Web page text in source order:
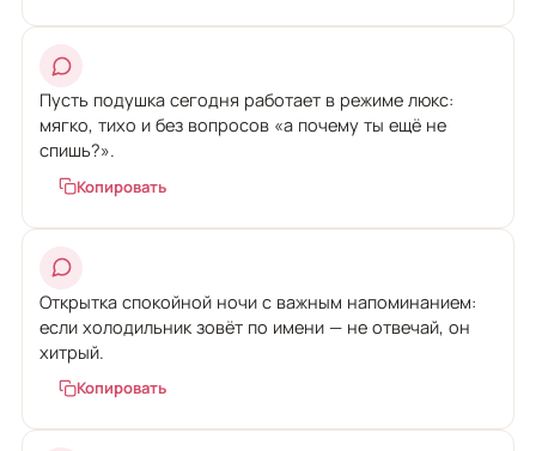
Пусть подушка сегодня работает в режиме люкс:
мягко, тихо и без вопросов «а почему ты ещё не
спишь?».
Копировать
Открытка спокойной ночи с важным напоминанием:
если холодильник зовёт по имени — не отвечай, он
хитрый.
Копировать